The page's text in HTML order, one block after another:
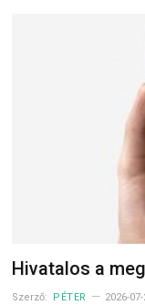
Hivatalos a
Szerző: PÉTER 2026-